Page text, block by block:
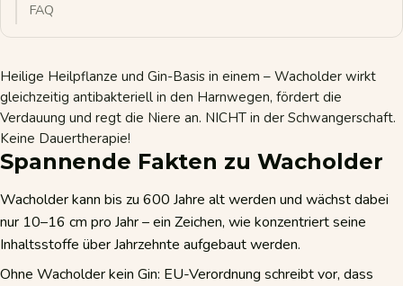
FAQ
Heilige Heilpflanze und Gin-Basis in einem – Wacholder wirkt
gleichzeitig antibakteriell in den Harnwegen, fördert die
Verdauung und regt die Niere an. NICHT in der Schwangerschaft.
Keine Dauertherapie!
Spannende Fakten zu Wacholder
Wacholder kann bis zu 600 Jahre alt werden und wächst dabei
nur 10–16 cm pro Jahr – ein Zeichen, wie konzentriert seine
Inhaltsstoffe über Jahrzehnte aufgebaut werden.
Ohne Wacholder kein Gin: EU-Verordnung schreibt vor, dass